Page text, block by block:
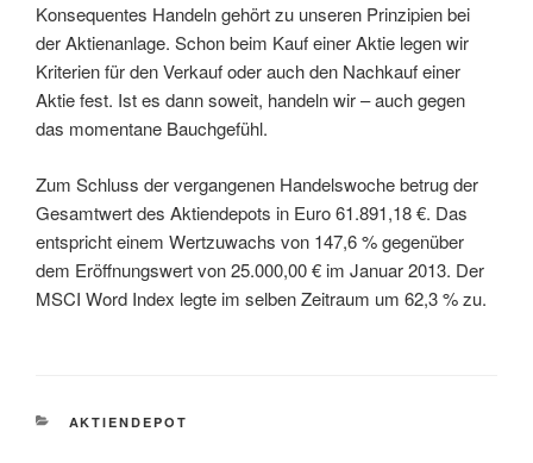
Konsequentes Handeln gehört zu unseren Prinzipien bei
der Aktienanlage. Schon beim Kauf einer Aktie legen wir
Kriterien für den Verkauf oder auch den Nachkauf einer
Aktie fest. Ist es dann soweit, handeln wir – auch gegen
das momentane Bauchgefühl.
Zum Schluss der vergangenen Handelswoche betrug der
Gesamtwert des Aktiendepots in Euro 61.891,18 €. Das
entspricht einem Wertzuwachs von 147,6 % gegenüber
dem Eröffnungswert von 25.000,00 € im Januar 2013. Der
MSCI Word Index legte im selben Zeitraum um 62,3 % zu.
KATEGORIEN
AKTIENDEPOT